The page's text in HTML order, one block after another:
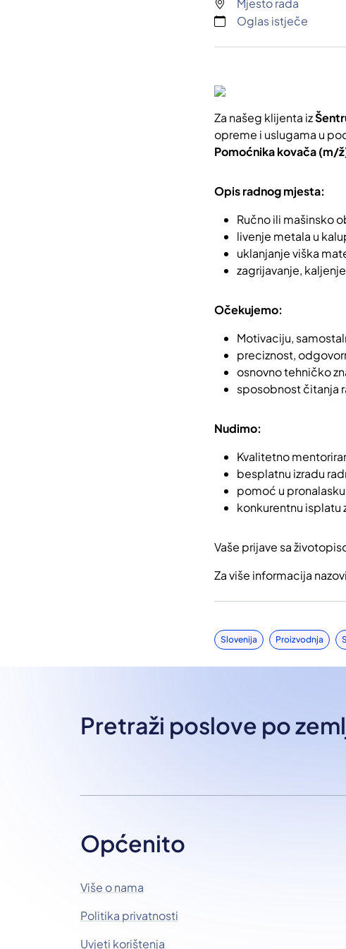
Mjesto rada
Oglas istječe
Za našeg klijenta iz
opreme i uslugama u
Pomoćnika kovača (m/
Opis radnog mjesta:
Ručno ili mašinsko
livenje metala u
uklanjanje viška
zagrijavanje,
Očekujemo:
Motivaciju,
preciznost,
osnovno tehničko
sposobnost čitanja
Nudimo:
Kvalitetno
besplatnu izradu
pomoć u
konkurentnu isplatu
Vaše prijave sa
Za više informacija
Slovenija Proizvodnja
Pretraži poslove po
Općenito
Više o nama
Politika privatnosti
Uvjeti korištenja